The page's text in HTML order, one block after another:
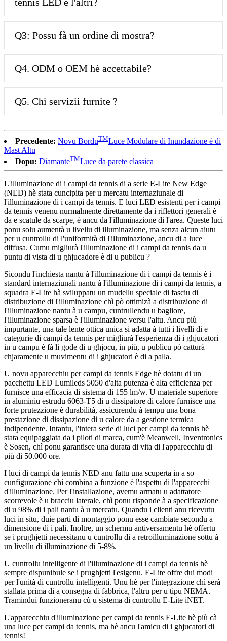
Q3: Possu fà un ordine di mostra?
Q4. ODM o OEM hè accettabile?
Q5. Chì servizii furnite ?
Precedente: Novu BorduTMLuce Modulare di Inundazione è di
Mast Altu
Dopu: DiamanteTMLuce da parete classica
L'illuminazione di i campi da tennis di a serie E-Lite New Edge
(NED) hè stata cuncipita per u mercatu internaziunale di
l'illuminazione di i campi da tennis. E luci LED esistenti per i campi
da tennis venenu nurmalmente direttamente da i riflettori generali è
da e scatule da scarpe, è ancu da l'illuminazione di l'area. Queste luci
ponu solu aumentà u livellu di illuminazione, ma senza alcun aiutu
per u cuntrollu di l'uniformità di l'illuminazione, ancu di a luce
diffusa. Cumu migliurà l'illuminazione di i campi da tennis da u
puntu di vista di u ghjucadore è di u publicu ?
Sicondu l'inchiesta nantu à l'illuminazione di i campi da tennis è i
standard internaziunali nantu à l'illuminazione di i campi da tennis, a
squadra E-Lite hà sviluppatu un mudellu speciale di fasciu di
distribuzione di l'illuminazione chì pò ottimizà a distribuzione di
l'illuminazione nantu à u campu, cuntrullendu u bagliore,
l'illuminazione sparsa è l'illuminazione versu l'altu. Ancu più
impurtante, una tale lente ottica unica si adatta à tutti i livelli di e
categurie di campi da tennis per migliurà l'esperienza di i ghjucatori
in u campu è fà li gode di u ghjocu, in più, u publicu pò catturà
chjaramente u muvimentu di i ghjucatori è di a palla.
U novu apparecchiu per campi da tennis Edge hè dotatu di un
pacchettu LED Lumileds 5050 d'alta putenza è alta efficienza per
furnisce una efficacia di sistema di 155 lm/w. U materiale superiore
in aluminiu estrudu 6063-T5 di u dissipatore di calore furnisce una
forte prutezzione è durabilità, assicurendu à tempu una bona
prestazione di dissipazione di u calore da a gestione termica
indipendente. Intantu, l'intera serie di luci per campi da tennis hè
stata equipaggiata da i piloti di marca, cum'è Meanwell, Inventronics
è Sosen, chì ponu garantisce una durata di vita di l'apparecchiu di
più di 50.000 ore.
I luci di campi da tennis NED anu fattu una scuperta in a so
cunfigurazione chì combina a funzione è l'aspettu di l'apparecchi
d'illuminazione. Per l'installazione, avemu armatu u adattatore
scorrevole è u bracciu laterale, chì ponu risponde à a specificazione
di u 98% di i pali nantu à u mercatu. Quandu i clienti anu ricevutu
luci in situ, duie parti di montaggio ponu esse cambiate secondu a
dimensione di i pali. Inoltre, un schermu antiversamentu hè offertu
se i prughjetti necessitanu u cuntrollu di a retroilluminazione sottu à
un livellu di illuminazione di 5-8%.
U cuntrollu intelligente di l'illuminazione di i campi da tennis hè
sempre dispunibule se i prughjetti l'esigenu. E-Lite offre dui modi
per l'unità di cuntrollu intelligenti. Unu hè per l'integrazione chì serà
stallata prima di a consegna di fabbrica, l'altru per u tipu NEMA.
Tramindui funzioneranu cù u sistema di cuntrollu E-Lite iNET.
L'apparecchiu d'illuminazione per campi da tennis E-Lite hè più cà
una luce per campi da tennis, ma hè ancu l'amicu di i ghjucatori di
tennis!